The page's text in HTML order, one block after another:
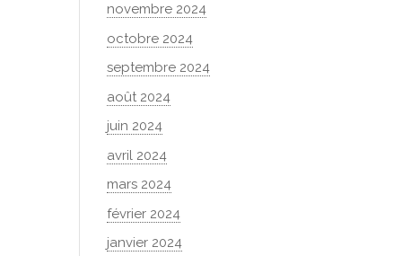
novembre 2024
octobre 2024
septembre 2024
août 2024
juin 2024
avril 2024
mars 2024
février 2024
janvier 2024